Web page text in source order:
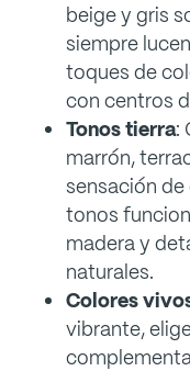
beige y gris
siempre
toques de
con centros
Tonos tierra:
marrón,
sensación
tonos
madera y
naturales.
Colores
vibrante,